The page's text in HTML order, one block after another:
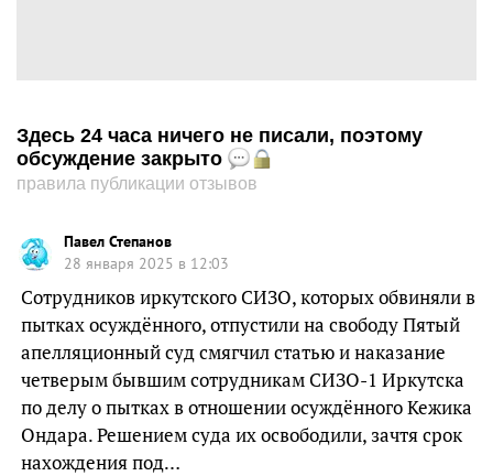
Здесь 24 часа ничего не писали, поэтому
обсуждение закрыто
правила публикации отзывов
Павел Степанов
28 января 2025 в 12:03
Сотрудников иркутского СИЗО, которых обвиняли в
пытках осуждённого, отпустили на свободу Пятый
апелляционный суд смягчил статью и наказание
четверым бывшим сотрудникам СИЗО-1 Иркутска
по делу о пытках в отношении осуждённого Кежика
Ондара. Решением суда их освободили, зачтя срок
нахождения под…